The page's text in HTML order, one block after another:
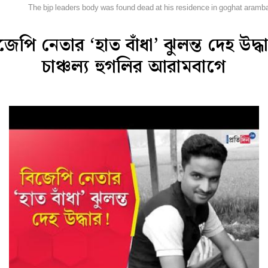
The bjp leaders body was found dead at his residence in goghat
নেতার ‘হাত বাঁধা’ ঝুলন্ত দেহ
চাঞ্চল্য হুগলির আরামবাগে